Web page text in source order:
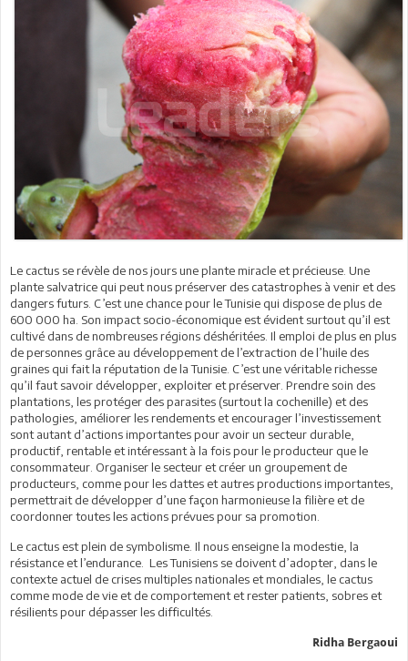
Le cactus se révèle de nos jours une plante miracle et précieuse. Une
plante salvatrice qui peut nous préserver des catastrophes à venir et des
dangers futurs. C’est une chance pour le Tunisie qui dispose de plus de
600 000 ha. Son impact socio-économique est évident surtout qu’il est
cultivé dans de nombreuses régions déshéritées. Il emploi de plus en plus
de personnes grâce au développement de l’extraction de l’huile des
graines qui fait la réputation de la Tunisie. C’est une véritable richesse
qu’il faut savoir développer, exploiter et préserver. Prendre soin des
plantations, les protéger des parasites (surtout la cochenille) et des
pathologies, améliorer les rendements et encourager l’investissement
sont autant d’actions importantes pour avoir un secteur durable,
productif, rentable et intéressant à la fois pour le producteur que le
consommateur. Organiser le secteur et créer un groupement de
producteurs, comme pour les dattes et autres productions importantes,
permettrait de développer d’une façon harmonieuse la filière et de
coordonner toutes les actions prévues pour sa promotion.
Le cactus est plein de symbolisme. Il nous enseigne la modestie, la
résistance et l’endurance. Les Tunisiens se doivent d’adopter, dans le
contexte actuel de crises multiples nationales et mondiales, le cactus
comme mode de vie et de comportement et rester patients, sobres et
résilients pour dépasser les difficultés.
Ridha Bergaoui